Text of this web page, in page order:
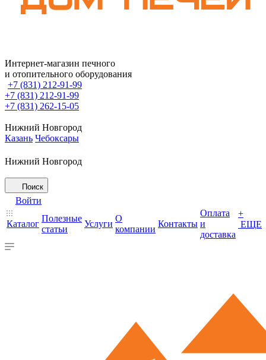
Интернет-магазин печного
и отопительного оборудования
+7 (831) 212-91-99
+7 (831) 212-91-99
+7 (831) 262-15-05
Нижний Новгород
Казань Чебоксары
Нижний Новгород
Поиск
Войти
Каталог
Полезные
статьи
Услуги
О
компании
Контакты
Оплата
и
доставка
+
ЕЩЕ